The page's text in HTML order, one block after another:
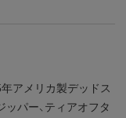
アメリカ製デッドス
ッパー、ティアオフタ